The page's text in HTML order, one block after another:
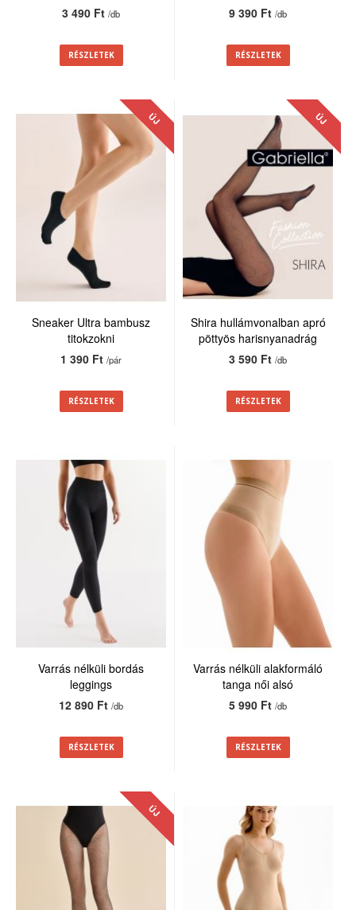
3 490 Ft/db
RÉSZLETEK
9 390 Ft/db
RÉSZLETEK
ÚJ
Sneaker Ultra bambusz
titokzokni
1 390 Ft/pár
RÉSZLETEK
ÚJ
Shira hullámvonalban apró
pöttyös harisnyanadrág
20den
3 590 Ft/db
RÉSZLETEK
Varrás nélküli bordás
leggings
12 890 Ft/db
RÉSZLETEK
Varrás nélküli alakformáló
tanga női alsó
5 990 Ft/db
RÉSZLETEK
ÚJ